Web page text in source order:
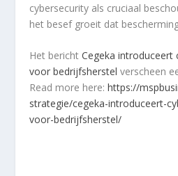
cybersecurity als cruciaal
het besef groeit dat
Het berichtCegeka introduceert
voor bedrijfsherstel verscheen
Read more here:https://
strategie/cegeka-introduceert-
voor-bedrijfsherstel/